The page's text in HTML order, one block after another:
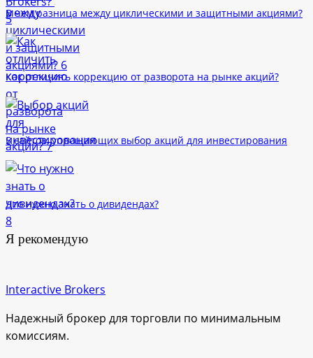
В чем разница между циклическими и защитными акциями?
Как отличить коррекцию от разворота на рынке акций?
5 сайтов, упрощающих выбор акций для инвестирования
Что нужно знать о дивидендах?
Я рекомендую
Interactive Brokers
Надежный брокер для торговли по минимальным
комиссиям.